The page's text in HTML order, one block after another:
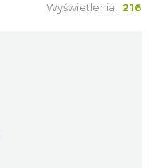
Wyświetlenia: 216